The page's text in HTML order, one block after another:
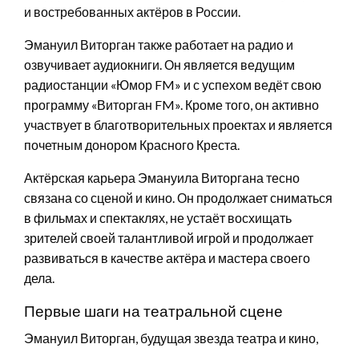
и востребованных актёров в России.
Эмануил Виторган также работает на радио и
озвучивает аудиокниги. Он является ведущим
радиостанции «Юмор FM» и с успехом ведёт свою
программу «Виторган FM». Кроме того, он активно
участвует в благотворительных проектах и является
почетным донором Красного Креста.
Актёрская карьера Эмануила Виторгана тесно
связана со сценой и кино. Он продолжает сниматься
в фильмах и спектаклях, не устаёт восхищать
зрителей своей талантливой игрой и продолжает
развиваться в качестве актёра и мастера своего
дела.
Первые шаги на театральной сцене
Эмануил Виторган, будущая звезда театра и кино,